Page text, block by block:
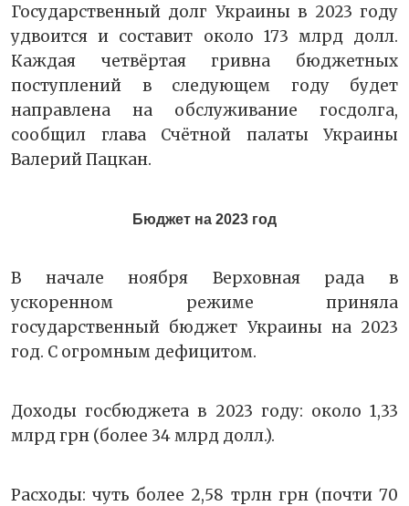
Государственный долг Украины в 2023 году
удвоится и составит около 173 млрд долл.
Каждая четвёртая гривна бюджетных
поступлений в следующем году будет
направлена на обслуживание госдолга,
сообщил глава Счётной палаты Украины
Валерий Пацкан.
Бюджет на 2023 год
В начале ноября Верховная рада в
ускоренном режиме приняла
государственный бюджет Украины на 2023
год. С огромным дефицитом.
Доходы госбюджета в 2023 году: около 1,33
млрд грн (более 34 млрд долл.).
Расходы: чуть более 2,58 трлн грн (почти 70